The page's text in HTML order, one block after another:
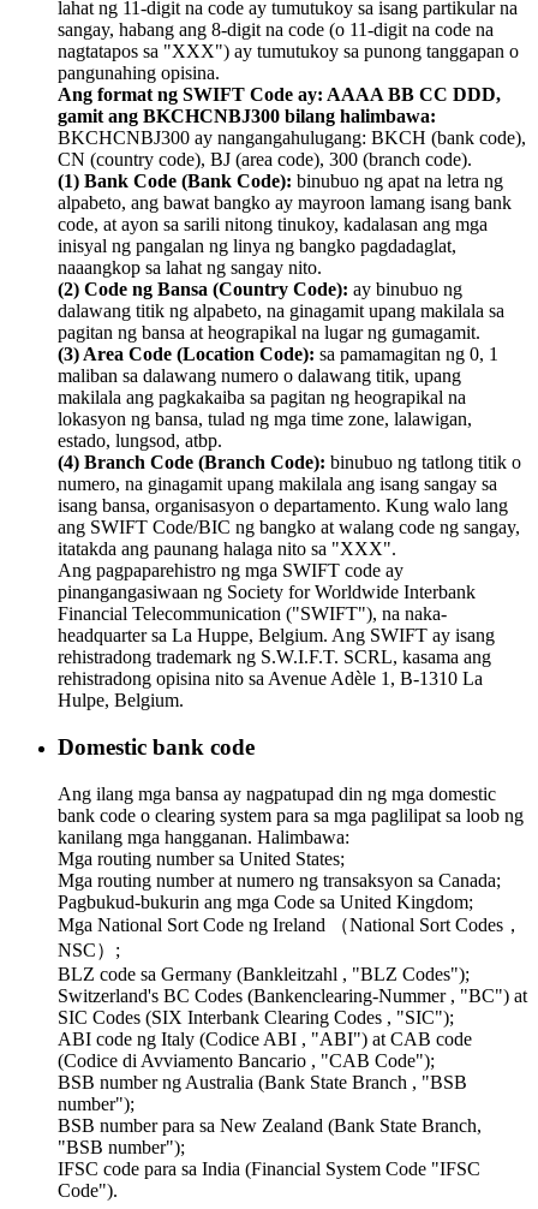
lahat ng 11-digit na code ay tumutukoy sa isang partikular na
sangay, habang ang 8-digit na code (o 11-digit na code na
nagtatapos sa "XXX") ay tumutukoy sa punong tanggapan o
pangunahing opisina.
Ang format ng SWIFT Code ay: AAAA BB CC DDD,
gamit ang BKCHCNBJ300 bilang halimbawa:
BKCHCNBJ300 ay nangangahulugang: BKCH (bank code),
CN (country code), BJ (area code), 300 (branch code).
(1) Bank Code (Bank Code): binubuo ng apat na letra ng
alpabeto, ang bawat bangko ay mayroon lamang isang bank
code, at ayon sa sarili nitong tinukoy, kadalasan ang mga
inisyal ng pangalan ng linya ng bangko pagdadaglat,
naaangkop sa lahat ng sangay nito.
(2) Code ng Bansa (Country Code): ay binubuo ng
dalawang titik ng alpabeto, na ginagamit upang makilala sa
pagitan ng bansa at heograpikal na lugar ng gumagamit.
(3) Area Code (Location Code): sa pamamagitan ng 0, 1
maliban sa dalawang numero o dalawang titik, upang
makilala ang pagkakaiba sa pagitan ng heograpikal na
lokasyon ng bansa, tulad ng mga time zone, lalawigan,
estado, lungsod, atbp.
(4) Branch Code (Branch Code): binubuo ng tatlong titik o
numero, na ginagamit upang makilala ang isang sangay sa
isang bansa, organisasyon o departamento. Kung walo lang
ang SWIFT Code/BIC ng bangko at walang code ng sangay,
itatakda ang paunang halaga nito sa "XXX".
Ang pagpaparehistro ng mga SWIFT code ay
pinangangasiwaan ng Society for Worldwide Interbank
Financial Telecommunication ("SWIFT"), na naka-
headquarter sa La Huppe, Belgium. Ang SWIFT ay isang
rehistradong trademark ng S.W.I.F.T. SCRL, kasama ang
rehistradong opisina nito sa Avenue Adèle 1, B-1310 La
Hulpe, Belgium.
Domestic bank code
Ang ilang mga bansa ay nagpatupad din ng mga domestic
bank code o clearing system para sa mga paglilipat sa loob ng
kanilang mga hangganan. Halimbawa:
Mga routing number sa United States;
Mga routing number at numero ng transaksyon sa Canada;
Pagbukud-bukurin ang mga Code sa United Kingdom;
Mga National Sort Code ng Ireland （National Sort Codes，
NSC）;
BLZ code sa Germany (Bankleitzahl , "BLZ Codes");
Switzerland's BC Codes (Bankenclearing-Nummer , "BC") at
SIC Codes (SIX Interbank Clearing Codes , "SIC");
ABI code ng Italy (Codice ABI , "ABI") at CAB code
(Codice di Avviamento Bancario , "CAB Code");
BSB number ng Australia (Bank State Branch , "BSB
number");
BSB number para sa New Zealand (Bank State Branch,
"BSB number");
IFSC code para sa India (Financial System Code "IFSC
Code").